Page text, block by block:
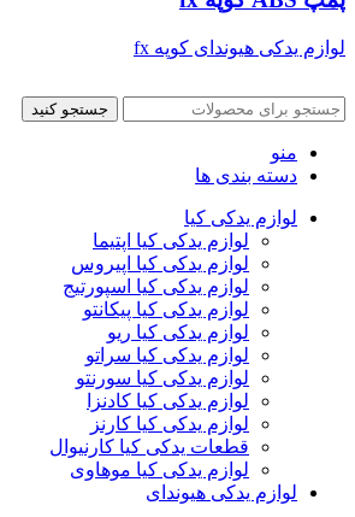
لوازم یدکی هیوندای کوپه fx
جستجو کنید
منو
دسته بندی ها
لوازم یدکی کیا
لوازم یدکی کیا اپتیما
لوازم یدکی کیا اپیروس
لوازم یدکی کیا اسپورتیج
لوازم یدکی کیا پیکانتو
لوازم یدکی کیا ریو
لوازم یدکی کیا سراتو
لوازم یدکی کیا سورنتو
لوازم یدکی کیا کادنزا
لوازم یدکی کیا کارنز
قطعات یدکی کیا کارنیوال
لوازم یدکی کیا موهاوی
لوازم یدکی هیوندای